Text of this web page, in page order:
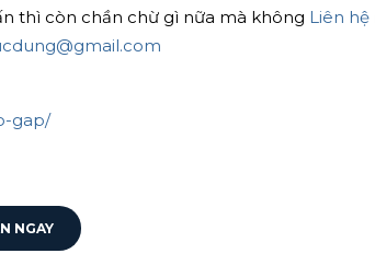
thì còn chần chừ gì nữa mà không Liên hệ
gap/
NGAY